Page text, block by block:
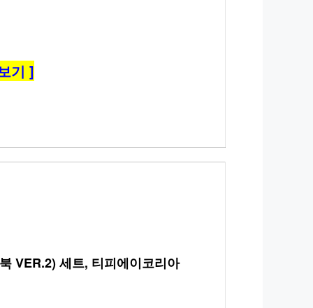
기 ]
VER.2) 세트, 티피에이코리아